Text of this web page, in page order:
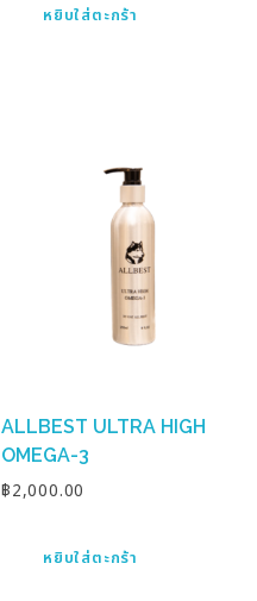
หยิบใส่ตะกร้า
ALLBEST ULTRA HIGH
OMEGA-3
฿2,000.00
หยิบใส่ตะกร้า